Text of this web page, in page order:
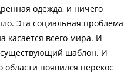
одежда, и ничего
Эта социальная проблема
касается всего мира. И
существующий шаблон. И
области появился перекос